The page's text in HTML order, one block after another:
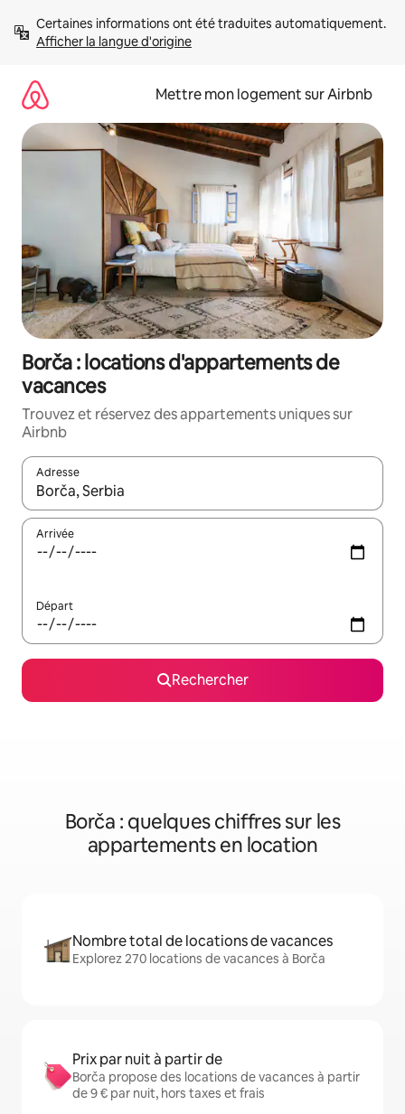
directement
Afficher la langue d'origine
Mettre mon logement sur Airbnb
Borča : locations d'appartements de
vacances
Trouvez et réservez des appartements uniques sur
Airbnb
Adresse
Lorsque les résultats s'affichent, utilisez les flèches vers le
Arrivée
Départ
Rechercher
Borča : quelques chiffres sur les
appartements en location
Nombre total de locations de vacances
Explorez 270 locations de vacances à Borča
Prix par nuit à partir de
Borča propose des locations de vacances à partir
de 9 € par nuit, hors taxes et frais